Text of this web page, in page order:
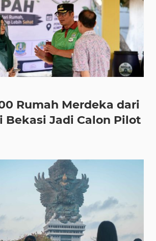
Rumah Merdeka dari
Bekasi Jadi Calon Pilot